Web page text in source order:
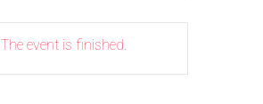
The event is finished.